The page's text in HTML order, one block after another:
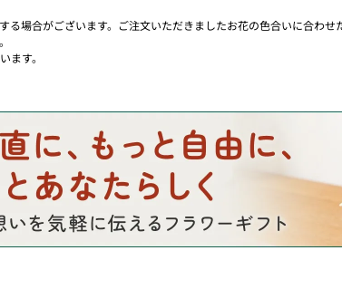
場合がございます。ご注文いただきましたお花の色合いに合わせ
ます。